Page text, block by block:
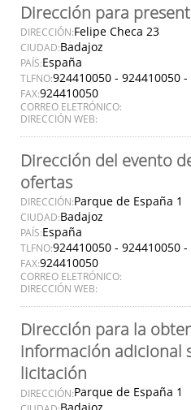
Dirección para
DIRECCIÓN:Felipe Checa 23
CIUDAD:Badajoz
PAÍS:España
TLFNO:924410050 - 924410050
FAX:924410050
CORREO ELETRÓNICO:
DIRECCIÓN WEB:
Dirección del evento
ofertas
DIRECCIÓN:Parque de España 1
CIUDAD:Badajoz
PAÍS:España
TLFNO:924410050 - 924410050
FAX:924410050
CORREO ELETRÓNICO:
DIRECCIÓN WEB:
Dirección para la
información adicional
licitación
DIRECCIÓN:Parque de España 1